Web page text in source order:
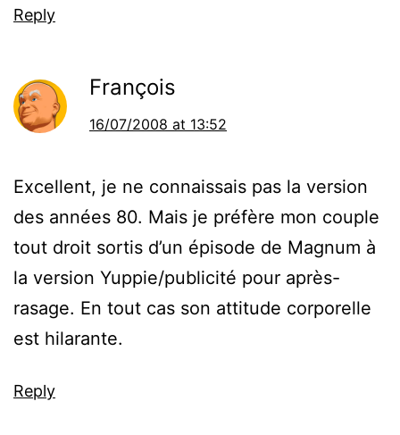
Reply
François
16/07/2008 at 13:52
Excellent, je ne connaissais pas la version
des années 80. Mais je préfère mon couple
tout droit sortis d’un épisode de Magnum à
la version Yuppie/publicité pour après-
rasage. En tout cas son attitude corporelle
est hilarante.
Reply